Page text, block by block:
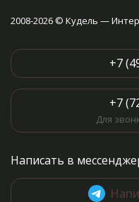
2008-2026 © Кудель —
+7
+7
Для
Написать в